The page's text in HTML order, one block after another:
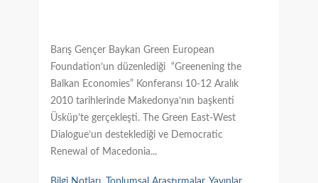
Barış Gençer Baykan Green European
Foundation’un düzenlediği “Greenening the
Balkan Economies” Konferansı 10-12 Aralık
2010 tarihlerinde Makedonya’nın başkenti
Üsküp’te gerçekleşti. The Green East-West
Dialogue’un desteklediği ve Democratic
Renewal of Macedonia...